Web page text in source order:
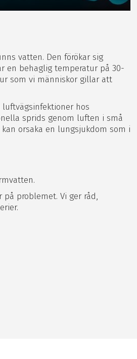
vatten. Den förökar sig
en behaglig temperatur på 30-
som vi människor gillar att
hos
sprids genom luften i små
orsaka en lungsjukdom som i
problemet. Vi ger råd,